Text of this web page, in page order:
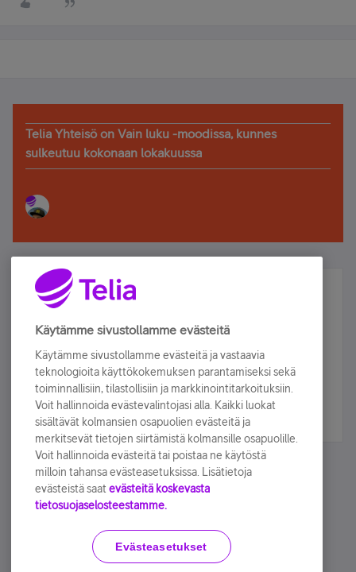
Telia Yhteisö on Vain luku -moodissa, kunnes
sulkeutuu kokonaan lokakuussa
Älä jää paitsi – osallistu ja voita!
Tilaa Telian uutiskirje ja olet mukana arvonnassa.
sähköpostiisi.
Tilaa nyt
Käyttöehdot Accessibility statement
Käytämme sivustollamme evästeitä
Käytämme sivustollamme evästeitä ja vastaavia
teknologioita käyttökokemuksen parantamiseksi sekä
toiminnallisiin, tilastollisiin ja markkinointitarkoituksiin.
Voit hallinnoida evästevalintojasi alla. Kaikki luokat
sisältävät kolmansien osapuolien evästeitä ja
merkitsevät tietojen siirtämistä kolmansille osapuolille.
Voit hallinnoida evästeitä tai poistaa ne käytöstä
milloin tahansa evästeasetuksissa. Lisätietoja
evästeistä saat evästeitä koskevasta
tietosuojaselosteestamme.
Evästeasetukset